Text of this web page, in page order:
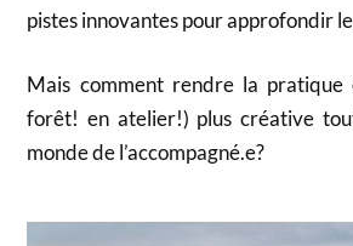
pistes innovantes pour approfondir
Mais comment rendre la pratique
forêt! en atelier!) plus créative
monde de l’accompagné.e?